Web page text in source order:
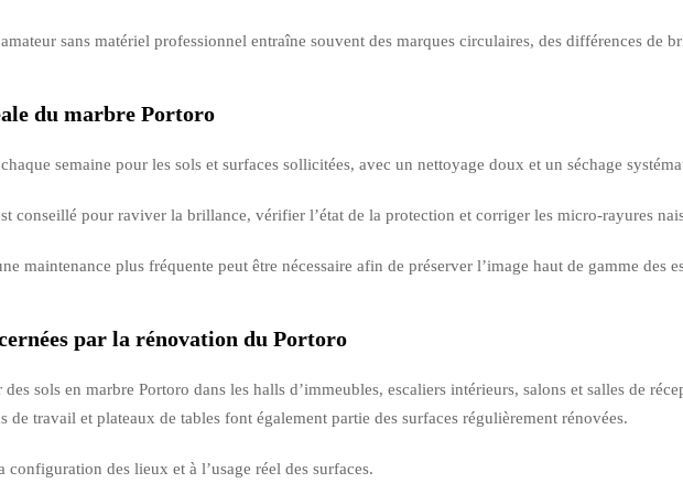
sans matériel professionnel entraîne souvent des marques circulaires, des différences de
du marbre Portoro
semaine pour les sols et surfaces sollicitées, avec un nettoyage doux et un séchage
conseillé pour raviver la brillance, vérifier l’état de la protection et corriger les micro-rayures
maintenance plus fréquente peut être nécessaire afin de préserver l’image haut de gamme des
par la rénovation du Portoro
sols en marbre Portoro dans les halls d’immeubles, escaliers intérieurs, salons et salles de
de travail et plateaux de tables font également partie des surfaces régulièrement rénovées.
configuration des lieux et à l’usage réel des surfaces.